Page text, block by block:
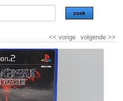
zoek
volgende >>
<< vorige